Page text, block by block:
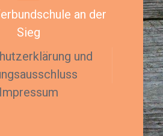
an der
Sieg
und
Impressum